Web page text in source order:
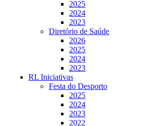
2025
2024
2023
Diretório de Saúde
2026
2025
2024
2023
RL Iniciativas
Festa do Desporto
2025
2024
2023
2022